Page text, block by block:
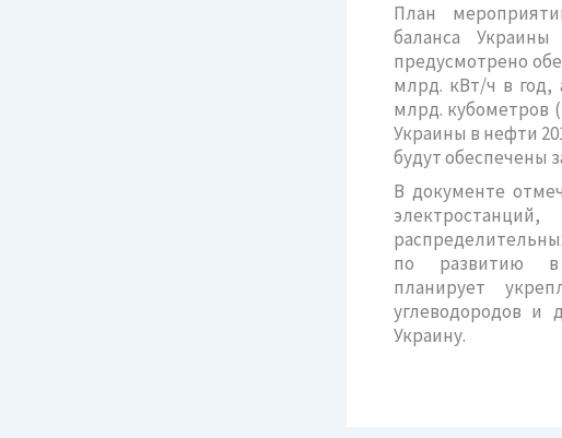
План
баланса
предусмотрено
млрд. кВт/ч в год,
млрд. кубометров
Украины в нефти
будут обеспечены
В документе
по развитию в
планирует
углеводородов и
Украину.